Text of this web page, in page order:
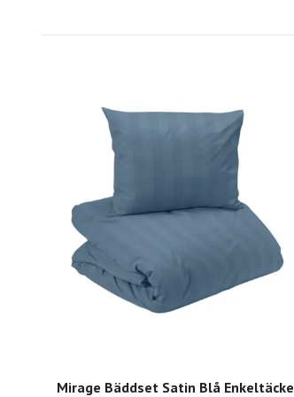
Mirage Bäddset Satin Blå Enkeltäcke